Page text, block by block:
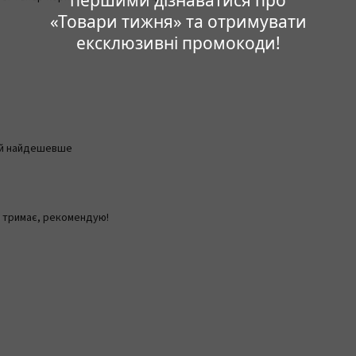
«Товари тижня» та отримувати
ексклюзивні промокоди!
найдешевше
тримає, рекомендую!